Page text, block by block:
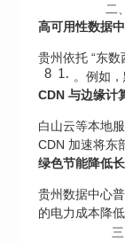
二
高可用性数据
贵州依托 “东
8 13 。例如
CDN 与边缘计
白山云等本地
CDN 加速将东
绿色节能降低
贵州数据中心
的电力成本降